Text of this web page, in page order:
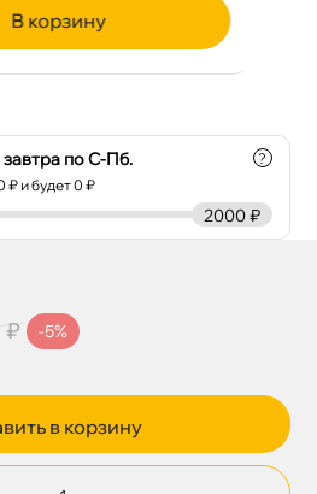
корзину
по С-Пб.
₽ и будет 0 ₽
?
2000 ₽
₽ -5%
в корзину